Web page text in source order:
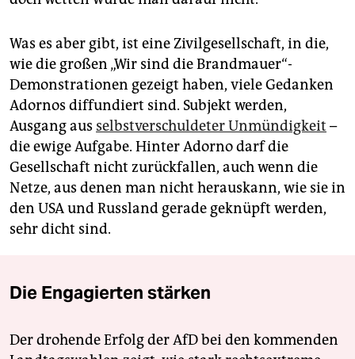
Was es aber gibt, ist eine Zivilgesellschaft, in die,
wie die großen „Wir sind die Brandmauer“-
Demonstrationen gezeigt haben, viele Gedanken
Adornos diffundiert sind. Subjekt werden,
Ausgang aus selbstverschuldeter Unmündigkeit –
die ewige Aufgabe. Hinter Adorno darf die
Gesellschaft nicht zurückfallen, auch wenn die
Netze, aus denen man nicht herauskann, wie sie in
den USA und Russland gerade geknüpft werden,
sehr dicht sind.
Die Engagierten stärken
Der drohende Erfolg der AfD bei den kommenden